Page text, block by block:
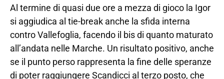
Al termine di quasi due ore a mezza di gioco la Igor
si aggiudica al tie-break anche la sfida interna
contro Vallefoglia, facendo il bis di quanto maturato
all’andata nelle Marche. Un risultato positivo, anche
se il punto perso rappresenta la fine delle speranze
di poter raggiungere Scandicci al terzo posto, che